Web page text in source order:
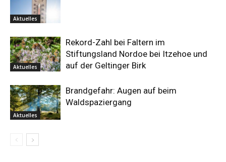
Aktuelles
Aktuelles
Rekord-Zahl bei Faltern im
Stiftungsland Nordoe bei Itzehoe und
auf der Geltinger Birk
Aktuelles
Brandgefahr: Augen auf beim
Waldspaziergang